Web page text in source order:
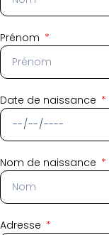
Prénom
Date de naissance
Nom de naissance
Adresse